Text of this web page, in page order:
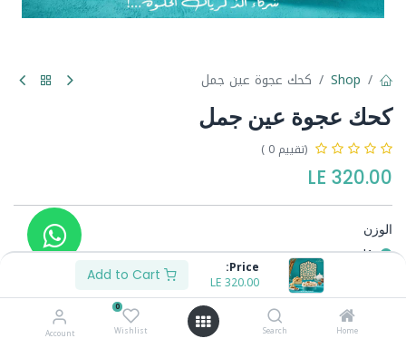
Price:
320.00
LE
Home
Search
0
Wishlist
Account
Shop كحك عجوة عين جمل
كحك عجوة عين جمل
(تقييم 0 )
320.00
الوزن
1ك
-
150.00